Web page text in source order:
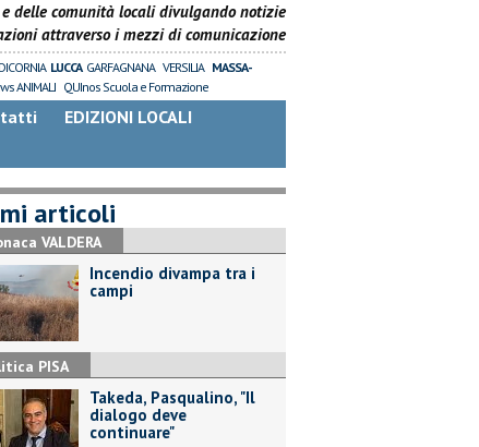
e delle comunità locali divulgando notizie
attraverso i mezzi di comunicazione
LUCCA GARFAGNANA VERSILIA MASSA-
ANIMALI QUInos Scuola e Formazione
EDIZIONI LOCALI
articoli
VALDERA
Incendio divampa tra i
campi
PISA
Takeda, Pasqualino, "Il
dialogo deve
continuare"